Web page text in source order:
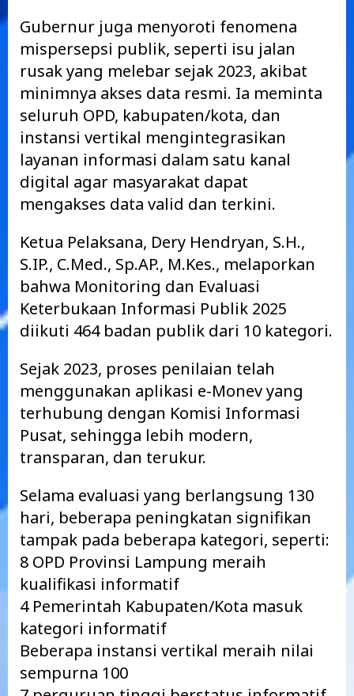
Gubernur juga menyoroti fenomena
mispersepsi publik, seperti isu jalan
rusak yang melebar sejak 2023, akibat
minimnya akses data resmi. Ia meminta
seluruh OPD, kabupaten/kota, dan
instansi vertikal mengintegrasikan
layanan informasi dalam satu kanal
digital agar masyarakat dapat
mengakses data valid dan terkini.
Ketua Pelaksana, Dery Hendryan, S.H.,
S.IP., C.Med., Sp.AP., M.Kes., melaporkan
bahwa Monitoring dan Evaluasi
Keterbukaan Informasi Publik 2025
diikuti 464 badan publik dari 10 kategori.
Sejak 2023, proses penilaian telah
menggunakan aplikasi e-Monev yang
terhubung dengan Komisi Informasi
Pusat, sehingga lebih modern,
transparan, dan terukur.
Selama evaluasi yang berlangsung 130
hari, beberapa peningkatan signifikan
tampak pada beberapa kategori, seperti:
8 OPD Provinsi Lampung meraih
kualifikasi informatif
4 Pemerintah Kabupaten/Kota masuk
kategori informatif
Beberapa instansi vertikal meraih nilai
sempurna 100